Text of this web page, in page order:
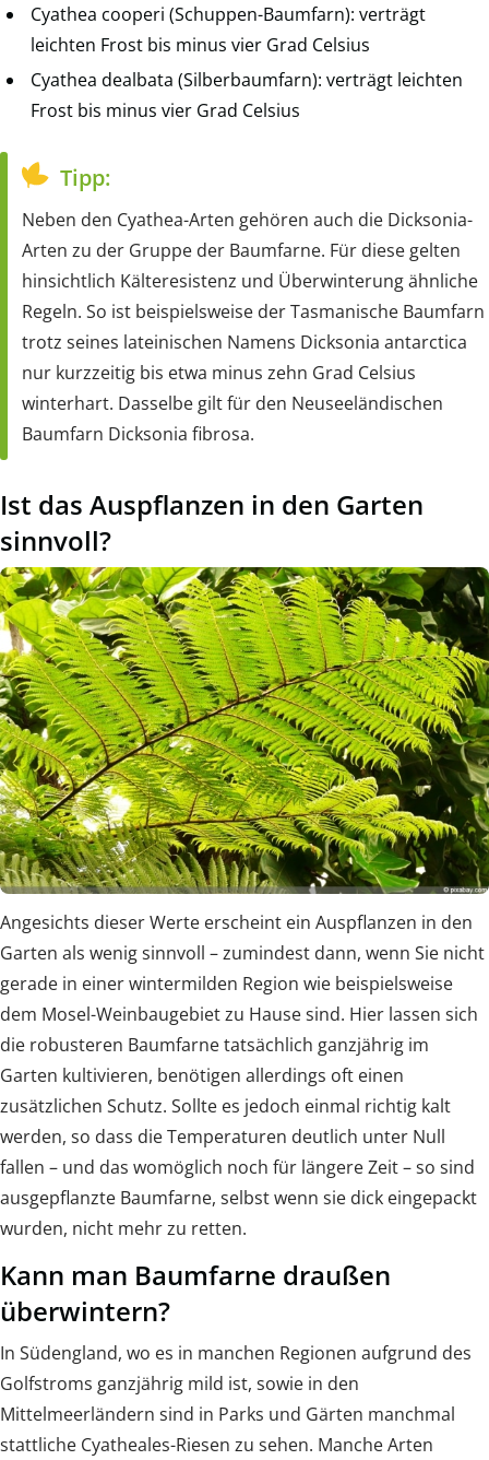
Cyathea cooperi (Schuppen-Baumfarn): verträgt
leichten Frost bis minus vier Grad Celsius
Cyathea dealbata (Silberbaumfarn): verträgt leichten
Frost bis minus vier Grad Celsius
Tipp:
Neben den Cyathea-Arten gehören auch die Dicksonia-
Arten zu der Gruppe der Baumfarne. Für diese gelten
hinsichtlich Kälteresistenz und Überwinterung ähnliche
Regeln. So ist beispielsweise der Tasmanische Baumfarn
trotz seines lateinischen Namens Dicksonia antarctica
nur kurzzeitig bis etwa minus zehn Grad Celsius
winterhart. Dasselbe gilt für den Neuseeländischen
Baumfarn Dicksonia fibrosa.
Ist das Auspflanzen in den Garten
sinnvoll?
Angesichts dieser Werte erscheint ein Auspflanzen in den
Garten als wenig sinnvoll – zumindest dann, wenn Sie nicht
gerade in einer wintermilden Region wie beispielsweise
dem Mosel-Weinbaugebiet zu Hause sind. Hier lassen sich
die robusteren Baumfarne tatsächlich ganzjährig im
Garten kultivieren, benötigen allerdings oft einen
zusätzlichen Schutz. Sollte es jedoch einmal richtig kalt
werden, so dass die Temperaturen deutlich unter Null
fallen – und das womöglich noch für längere Zeit – so sind
ausgepflanzte Baumfarne, selbst wenn sie dick eingepackt
wurden, nicht mehr zu retten.
Kann man Baumfarne draußen
überwintern?
In Südengland, wo es in manchen Regionen aufgrund des
Golfstroms ganzjährig mild ist, sowie in den
Mittelmeerländern sind in Parks und Gärten manchmal
stattliche Cyatheales-Riesen zu sehen. Manche Arten